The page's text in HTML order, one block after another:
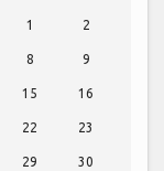
1 2
8 9
15 16
22 23
29 30